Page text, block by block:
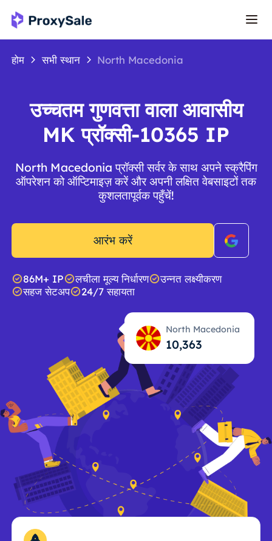
होम सभी स्थान North Macedonia
उच्चतम गुणवत्ता वाला आवासीय
MK प्रॉक्सी-10365 IP
North Macedonia प्रॉक्सी सर्वर के साथ अपने स्क्रैपिंग
ऑपरेशन को ऑप्टिमाइज़ करें और अपनी लक्षित वेबसाइटों तक
कुशलतापूर्वक पहुँचें!
आरंभ करें
86M+ IP लचीला मूल्य निर्धारण
उन्नत लक्ष्यीकरण
सहज सेटअप
24/7 सहायता
North Macedonia
10,365